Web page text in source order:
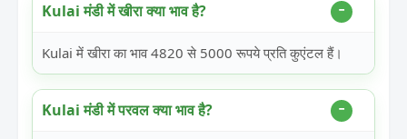
Kulai मंडी में खीरा क्या भाव है?
Kulai में खीरा का भाव 4820 से 5000 रूपये प्रति कुएंटल हैं।
Kulai मंडी में परवल क्या भाव है?